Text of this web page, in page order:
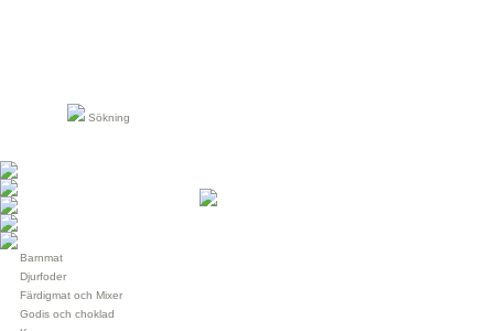
Sökning
Barnmat
Djurfoder
Färdigmat och Mixer
Godis och choklad